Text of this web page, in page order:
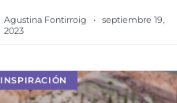
Agustina Fontirroig
septiembre 19,
2023
INSPIRACIÓN